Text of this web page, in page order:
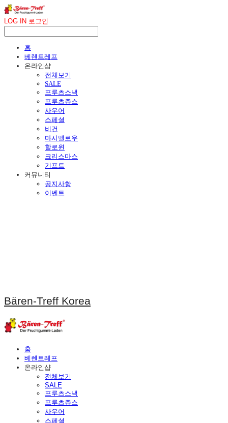
LOG IN 로그인
홈
베렌트레프
온라인샵
전체보기
SALE
프루츠스낵
프루츠쥬스
사우어
스페셜
비건
마시멜로우
할로윈
크리스마스
기프트
커뮤니티
공지사항
이벤트
Bären-Treff Korea
홈
베렌트레프
온라인샵
전체보기
SALE
프루츠스낵
프루츠쥬스
사우어
스페셜